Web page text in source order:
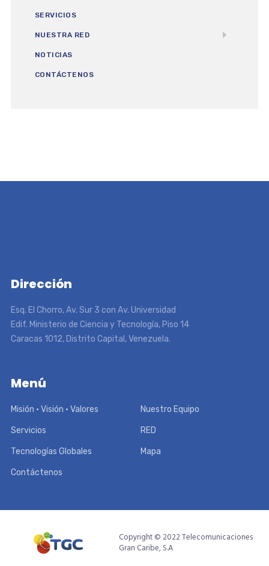
SERVICIOS
NUESTRA RED
NOTICIAS
CONTÁCTENOS
Dirección
Esq. El Chorro, Av. Sur 3 con Av. Universidad
Edif. Ministerio de Ciencia y Tecnología, Piso 14
Caracas 1012, Distrito Capital, Venezuela.
Menú
Misión • Visión • Valores Nuestro Equipo
Servicios RED
Tecnologías Globales Mapa
Contáctenos
Copyright © 2022 Telecomunicaciones
Gran Caribe, S.A